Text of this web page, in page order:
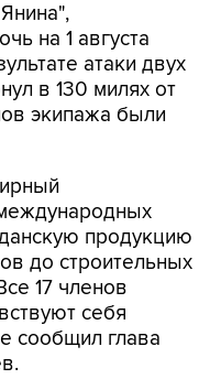
на 1 августа
атаки двух
в 130 милях от
экипажа были
продукцию
до строительных
17 членов
себя
сообщил глава